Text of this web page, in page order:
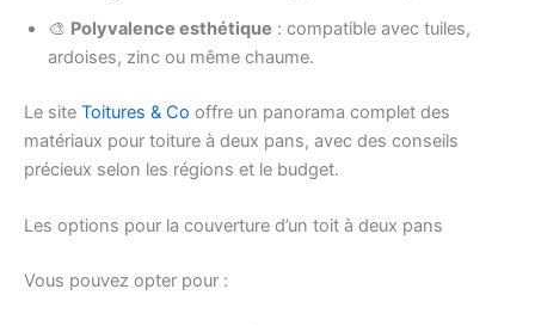
🎨 Polyvalence esthétique : compatible avec tuiles,
ardoises, zinc ou même chaume.
Le site Toitures & Co offre un panorama complet des
matériaux pour toiture à deux pans, avec des conseils
précieux selon les régions et le budget.
Les options pour la couverture d’un toit à deux pans
Vous pouvez opter pour :